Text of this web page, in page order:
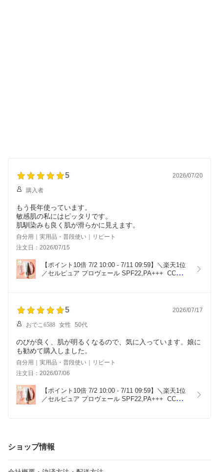
5 2026/07/20
購入者
もう長年使っています。
敏感肌の私にはピッタリです。
肌馴染みも良く肌が滑らかに見えます。
自分用｜実用品・普段使い｜リピート
注文日：2026/07/15
【ポイント10倍 7/2 10:00 - 7/11 09:59】＼楽天1位
／セルピュア プロヴェール SPF22,PA+++  CCクリ
5 2026/07/17
おでこ6588 女性 50代
のびが良く、肌が明るくなるので、気に入っています。娘に
も勧めて購入しました。
自分用｜実用品・普段使い｜リピート
注文日：2026/07/06
【ポイント10倍 7/2 10:00 - 7/11 09:59】＼楽天1位
／セルピュア プロヴェール SPF22,PA+++  CCクリ
ショップ情報